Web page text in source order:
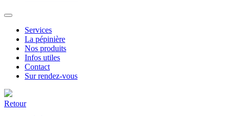
Services
La pépinière
Nos produits
Infos utiles
Contact
Sur rendez-vous
Retour